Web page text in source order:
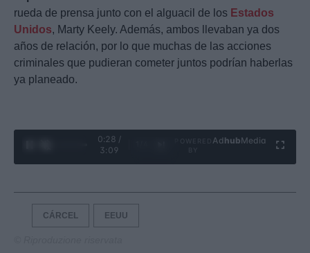
rueda de prensa junto con el alguacil de los Estados
Unidos, Marty Keely. Además, ambos llevaban ya dos
años de relación, por lo que muchas de las acciones
criminales que pudieran cometer juntos podrían haberlas
ya planeado.
0:29 /
3:09
Ad hubMedia
CÁRCEL EEUU